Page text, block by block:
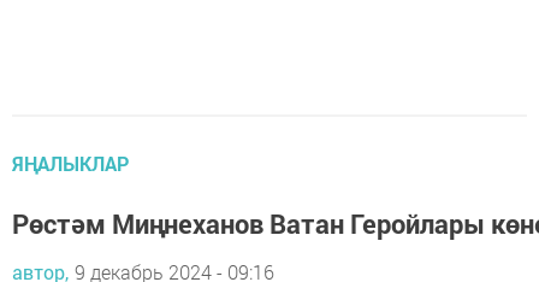
ЯҢАЛЫКЛАР
Рөстәм Миңнеханов Ватан Геройлары
автор, 9 декабрь 2024 - 09:16